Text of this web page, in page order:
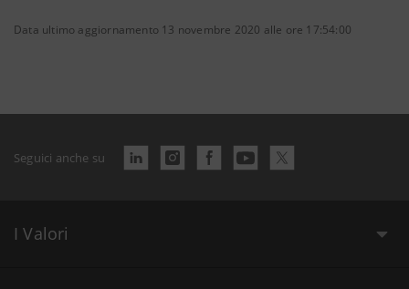
Data ultimo aggiornamento 13 novembre 2020 alle ore 17:54:00
Seguici anche su
I Valori